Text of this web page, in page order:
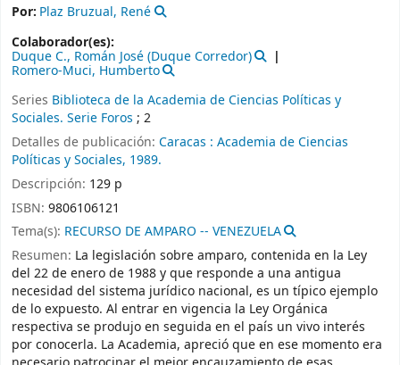
Por: Plaz Bruzual, René
Colaborador(es):
Duque C., Román José (Duque Corredor)
Romero-Muci, Humberto
Series Biblioteca de la Academia de Ciencias Políticas y
Sociales. Serie Foros ; 2
Detalles de publicación: Caracas : Academia de Ciencias
Políticas y Sociales, 1989.
Descripción: 129 p
ISBN: 9806106121
Tema(s): RECURSO DE AMPARO -- VENEZUELA
Resumen: La legislación sobre amparo, contenida en la Ley
del 22 de enero de 1988 y que responde a una antigua
necesidad del sistema jurídico nacional, es un típico ejemplo
de lo expuesto. Al entrar en vigencia la Ley Orgánica
respectiva se produjo en seguida en el país un vivo interés
por conocerla. La Academia, apreció que en ese momento era